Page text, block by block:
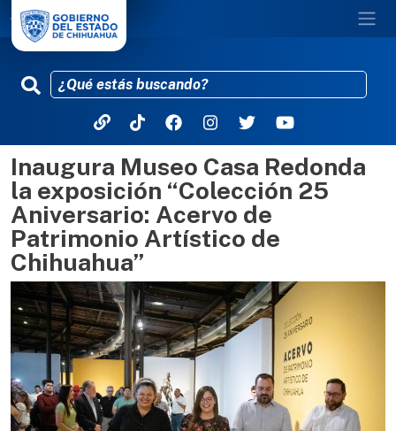
Pasar al contenido principal
Inaugura Museo Casa Redonda
la exposición “Colección 25
Aniversario: Acervo de
Patrimonio Artístico de
Chihuahua”